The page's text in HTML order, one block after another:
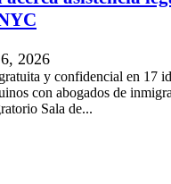
2026
y confidencial en 17
con abogados de
Sala de...